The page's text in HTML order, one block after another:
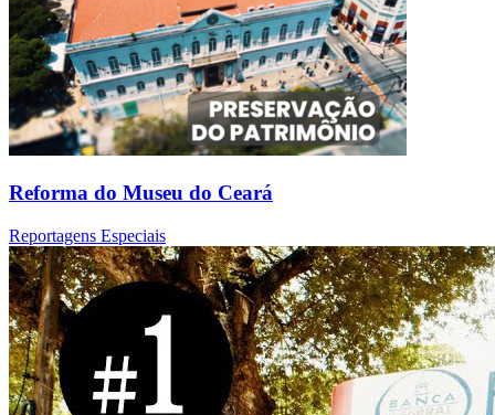
Reforma do Museu do Ceará
Reportagens Especiais